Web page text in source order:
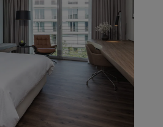
Appartements hôteliers
Hôtels d'aéroport
Nouveaux et futurs hôtels
Réunions et événements
Découvrez Radisson Meetings